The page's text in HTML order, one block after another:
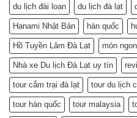
du lịch đài loan du lịch đà lạt
Hanami Nhật Bản hàn quốc
Hồ Tuyền Lâm Đà Lạt món
Nhà xe Du lịch Đà Lạt uy tín
tour cắm trại đà lạt tour du lịch
tour hàn quốc tour malaysia